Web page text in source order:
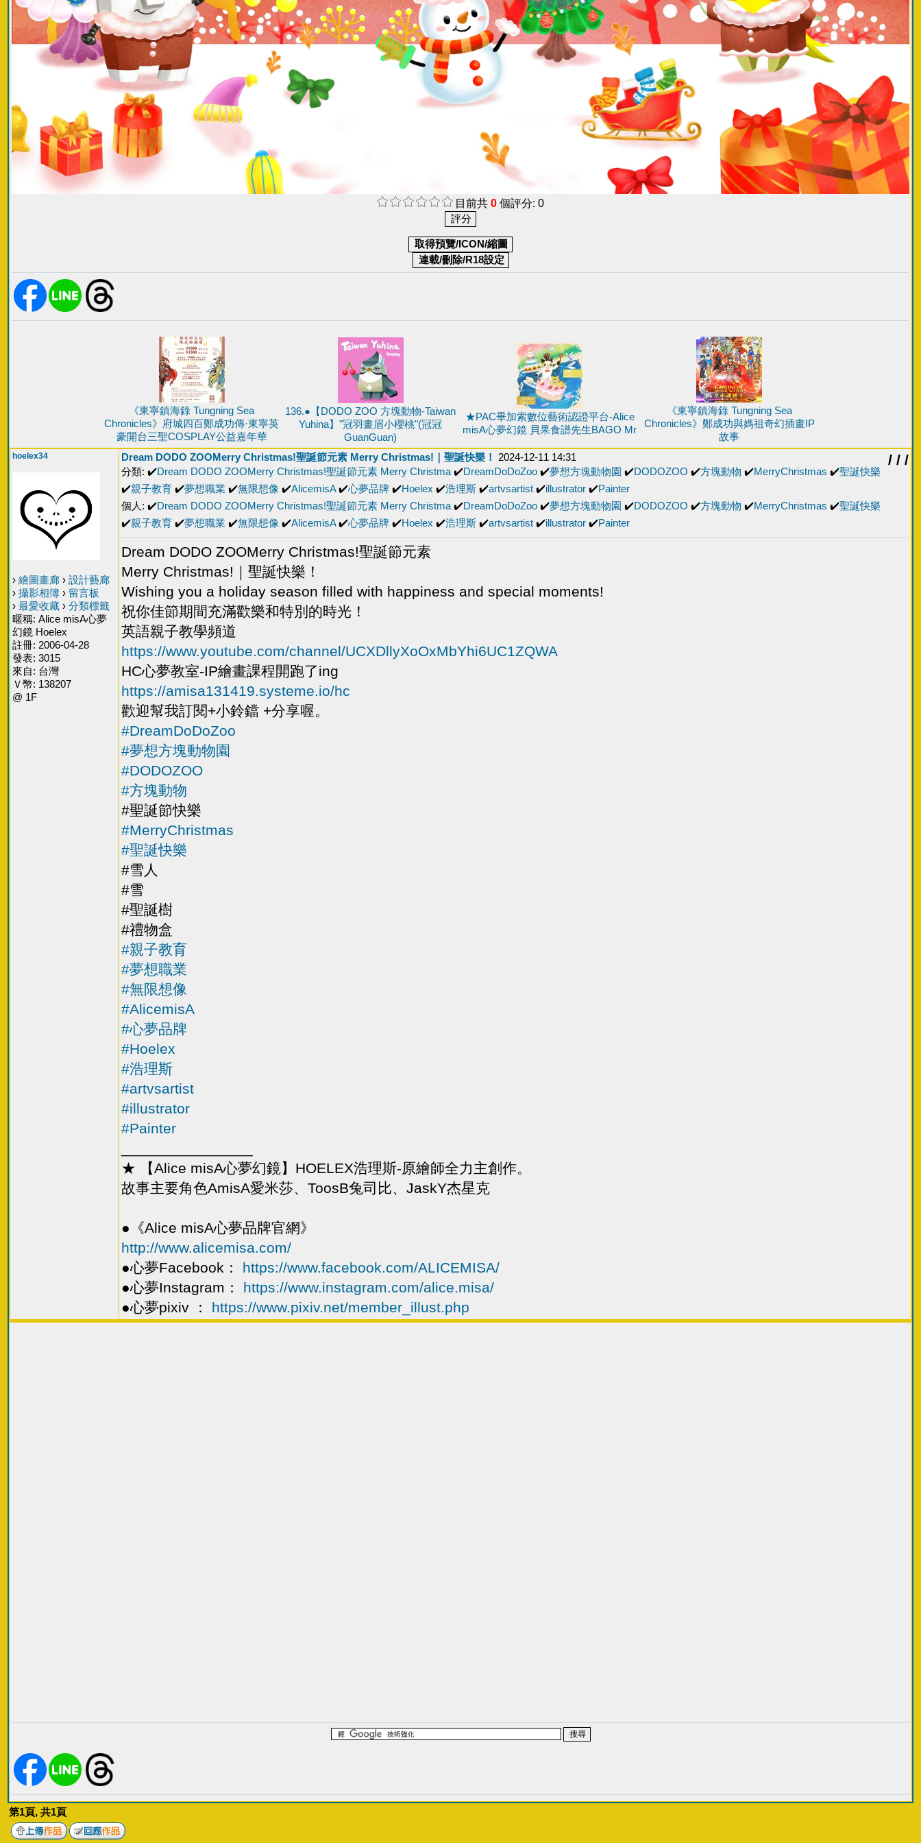
目前共 0 個評分: 0
《東寧鎮海錄 Tungning Sea
Chronicles》府城四百鄭成功傳·東寧英
豪開台三聖COSPLAY公益嘉年華
136.●【DODO ZOO 方塊動物-Taiwan
Yuhina】"冠羽畫眉小櫻桃"(冠冠
GuanGuan)
★PAC畢加索數位藝術認證平台-Alice
misA心夢幻鏡 貝果食譜先生BAGO Mr
《東寧鎮海錄 Tungning Sea
Chronicles》鄭成功與媽祖奇幻插畫IP
故事
hoelex34
› 繪圖畫廊 › 設計藝廊
› 攝影相簿 › 留言板
› 最愛收藏 › 分類標籤
暱稱: Alice misA心夢
幻鏡 Hoelex
註冊: 2006-04-28
發表: 3015
來自: 台灣
Ｖ幣: 138207
@ 1F
Dream DODO ZOOMerry Christmas!聖誕節元素 Merry Christmas!｜聖誕快樂！
2024-12-11 14:31
分類: ✔️Dream DODO ZOOMerry Christmas!聖誕節元素 Merry Christma ✔️DreamDoDoZoo ✔️夢想方塊動物園 ✔️DODOZOO ✔️方塊動物 ✔️MerryChristmas ✔️聖誕快樂
✔️親子教育 ✔️夢想職業 ✔️無限想像 ✔️AlicemisA✔️心夢品牌 ✔️Hoelex ✔️浩理斯 ✔️artvsartist ✔️illustrator ✔️Painter
個人: ✔️Dream DODO ZOOMerry Christmas!聖誕節元素 Merry Christma ✔️DreamDoDoZoo ✔️夢想方塊動物園 ✔️DODOZOO ✔️方塊動物 ✔️MerryChristmas ✔️聖誕快樂
✔️親子教育 ✔️夢想職業 ✔️無限想像 ✔️AlicemisA✔️心夢品牌 ✔️Hoelex ✔️浩理斯 ✔️artvsartist ✔️illustrator ✔️Painter
/ / /
Dream DODO ZOOMerry Christmas!聖誕節元素
Merry Christmas!｜聖誕快樂！
Wishing you a holiday season filled with happiness and special moments!
祝你佳節期間充滿歡樂和特別的時光！
英語親子教學頻道
https://www.youtube.com/channel/UCXDllyXoOxMbYhi6UC1ZQWA
HC心夢教室-IP繪畫課程開跑了ing
https://amisa131419.systeme.io/hc
歡迎幫我訂閱+小鈴鐺 +分享喔。
#DreamDoDoZoo
#夢想方塊動物園
#DODOZOO
#方塊動物
#​聖誕節快樂
#MerryChristmas
#聖誕快樂
#​雪人
#​雪
#​聖誕樹
#​禮物盒
#親子教育
#夢想職業
#無限想像
#AlicemisA
#心夢品牌
#Hoelex
#浩理斯
#artvsartist
#illustrator
#Painter
★ 【Alice misA心夢幻鏡】HOELEX浩理斯-原繪師全力主創作。
故事主要角色AmisA愛米莎、ToosB兔司比、JaskY杰星克
●《Alice misA心夢品牌官網》
http://www.alicemisa.com/
●心夢Facebook： https://www.facebook.com/ALICEMISA/
●心夢Instagram： https://www.instagram.com/alice.misa/
●心夢pixiv ： https://www.pixiv.net/member_illust.php
第1頁, 共1頁